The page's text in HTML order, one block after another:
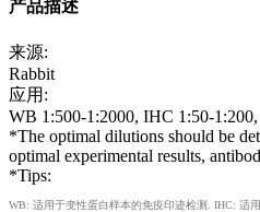
产品描述
来源:
Rabbit
应用:
WB 1:500-1:2000, IHC 1:50-
*The optimal dilutions should be
optimal experimental results,
*Tips:
WB: 适用于变性蛋白样本的免疫印迹检测. IHC: 适